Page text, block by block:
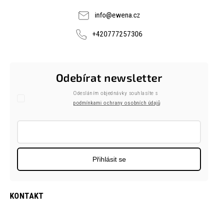
info@ewena.cz
+420777257306
KONTAKT
Odebírat newsletter
Odesláním objednávky souhlasíte s
podmínkami ochrany osobních údajů
Přihlásit se